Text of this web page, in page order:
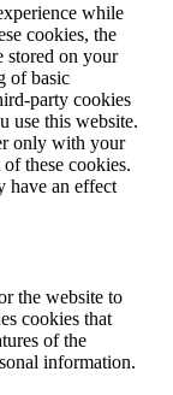
while
cookies, the
stored on your
of basic
party cookies
use this website.
only with your
these cookies.
have an effect
the website to
cookies that
of the
information.